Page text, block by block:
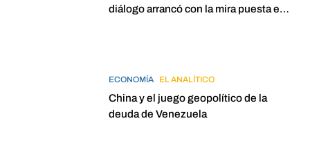
diálogo arrancó con la mira puesta en
ECONOMÍA EL ANALÍTICO
China y el juego geopolítico de la
deuda de Venezuela